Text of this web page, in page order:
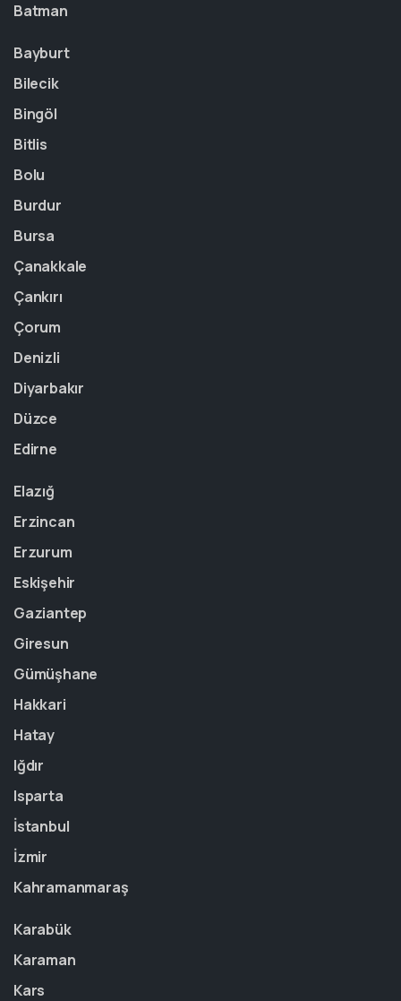
Batman
Bayburt
Bilecik
Bingöl
Bitlis
Bolu
Burdur
Bursa
Çanakkale
Çankırı
Çorum
Denizli
Diyarbakır
Düzce
Edirne
Elazığ
Erzincan
Erzurum
Eskişehir
Gaziantep
Giresun
Gümüşhane
Hakkari
Hatay
Iğdır
Isparta
İstanbul
İzmir
Kahramanmaraş
Karabük
Karaman
Kars